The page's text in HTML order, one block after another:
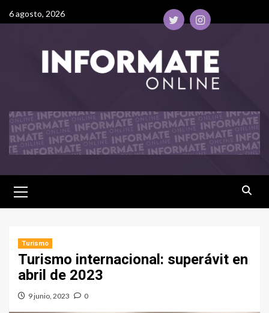
6 agosto, 2026
Turismo
Turismo internacional: superávit en
abril de 2023
9 junio, 2023 0